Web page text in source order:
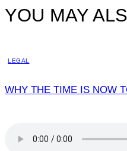
YOU MAY
LEGAL
WHY THE TIME IS NOW